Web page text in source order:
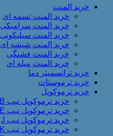
خرید المنت
خرید المنت تسمه ای
خرید المنت سرامیکی
خرید المنت سیلیکونی
خرید المنت شیشه ای
خرید المنت فشنگی
خرید المنت میله ای
خرید ترانسمیتر دما
خرید ترموستات
خرید ترموکوپل
خرید ترموکوپل تیپ B
خرید ترموکوپل تیپ E
خرید ترموکوپل تیپ J
خرید ترموکوپل تیپ K